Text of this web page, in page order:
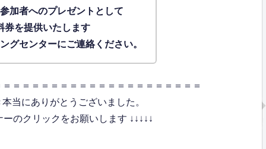
加者へのプレゼントとして
券を提供いたします
グセンターにご連絡ください。
＝＝＝＝＝＝＝＝＝＝＝＝＝＝＝＝＝＝＝＝
当にありがとうございました。
のクリックをお願いします ↓↓↓↓↓